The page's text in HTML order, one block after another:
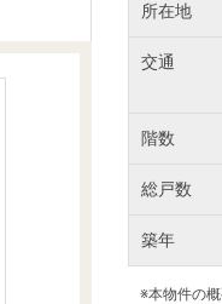
築・中古一戸建てを探す
ミュレーション
（名古屋）
報
所在地
交通
階数
総戸数
築年
※本物件の